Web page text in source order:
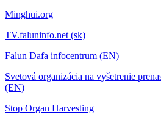
Minghui.org
TV.faluninfo.net (sk)
Falun Dafa infocentrum (EN)
Svetová organizácia na vyšetrenie
(EN)
Stop Organ Harvesting